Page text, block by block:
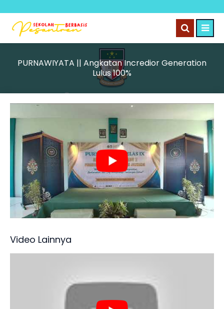
PURNAWIYATA || Angkatan Incredior Generation
Lulus 100%
Video Lainnya